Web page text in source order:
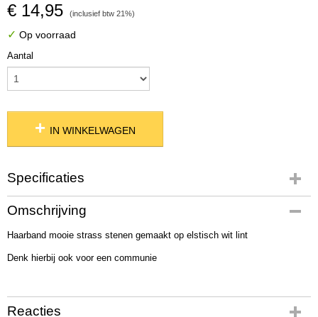
€ 14,95 (inclusief btw 21%)
✓ Op voorraad
Aantal
IN WINKELWAGEN
Specificaties
Productcode
07327
Netto gewicht
Bruto gewicht
Omschrijving
Haarband mooie strass stenen gemaakt op elstisch wit lint
Denk hierbij ook voor een communie
Reacties